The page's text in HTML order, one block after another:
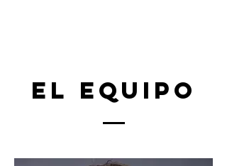
El equipo